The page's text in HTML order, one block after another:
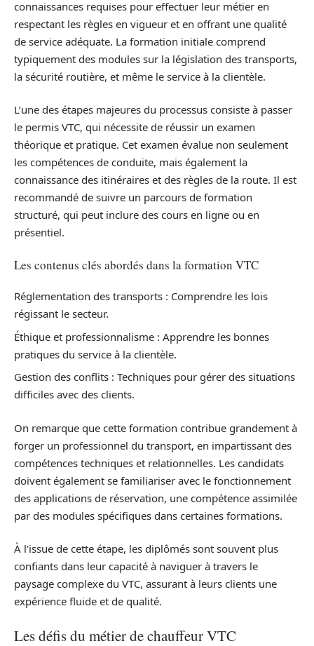
connaissances requises pour effectuer leur métier en
respectant les règles en vigueur et en offrant une qualité
de service adéquate. La formation initiale comprend
typiquement des modules sur la législation des transports,
la sécurité routière, et même le service à la clientèle.
L’une des étapes majeures du processus consiste à passer
le permis VTC, qui nécessite de réussir un examen
théorique et pratique. Cet examen évalue non seulement
les compétences de conduite, mais également la
connaissance des itinéraires et des règles de la route. Il est
recommandé de suivre un parcours de formation
structuré, qui peut inclure des cours en ligne ou en
présentiel.
Les contenus clés abordés dans la formation VTC
Réglementation des transports : Comprendre les lois
régissant le secteur.
Éthique et professionnalisme : Apprendre les bonnes
pratiques du service à la clientèle.
Gestion des conflits : Techniques pour gérer des situations
difficiles avec des clients.
On remarque que cette formation contribue grandement à
forger un professionnel du transport, en impartissant des
compétences techniques et relationnelles. Les candidats
doivent également se familiariser avec le fonctionnement
des applications de réservation, une compétence assimilée
par des modules spécifiques dans certaines formations.
À l’issue de cette étape, les diplômés sont souvent plus
confiants dans leur capacité à naviguer à travers le
paysage complexe du VTC, assurant à leurs clients une
expérience fluide et de qualité.
Les défis du métier de chauffeur VTC